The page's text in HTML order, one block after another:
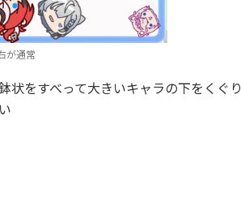
が通常
状をすべって大きいキャラの下をくぐり